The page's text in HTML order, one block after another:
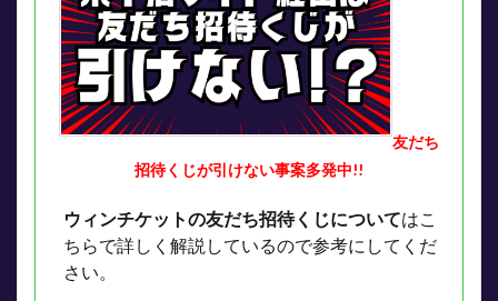
友だち
招待くじが引けない事案多発中!!
ウィンチケットの友だち招待くじについてはこ
ちらで詳しく解説しているので参考にしてくだ
さい。